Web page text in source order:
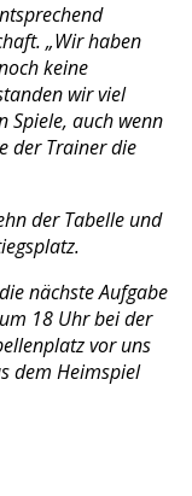
„Wir haben
keine
wir viel
Spiele, auch wenn
der Trainer die
der Tabelle und
nächste Aufgabe
18 Uhr bei der
vor uns
dem Heimspiel